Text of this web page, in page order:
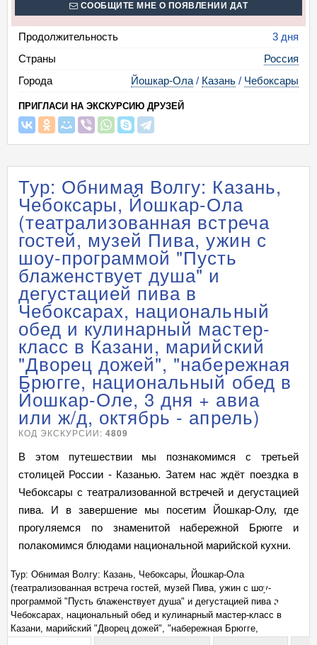
СООБЩИТЕ МНЕ О ПОЯВЛЕНИИ ДАТ
Продолжительность
3 дня
Страны
Россия
Города
Йошкар-Ола / Казань / Чебоксары
ПРИГЛАСИ НА ЭКСКУРСИЮ ДРУЗЕЙ
Тур: Обнимая Волгу: Казань,
Чебоксары, Йошкар-Ола
(театрализованная встреча
гостей, музей Пива, ужин с
шоу-программой "Пусть
блаженствует душа" и
дегустацией пива в
Чебоксарах, национальный
обед и кулинарный мастер-
класс в Казани, марийский
"Дворец дожей", "набережная
Брюгге, национальный обед в
Йошкар-Оле, 3 дня + авиа
или ж/д, октябрь - апрель)
КОД ЭКСКУРСИИ:4809
В этом путешествии мы познакомимся с третьей
столицей России - Казанью. Затем нас ждёт поездка в
Чебоксары с театрализованной встречей и дегустацией
пива. И в завершение мы посетим Йошкар-Олу, где
прогуляемся по знаменитой набережной Брюгге и
полакомимся блюдами национальной марийской кухни.
Тур: Обнимая Волгу: Казань, Чебоксары, Йошкар-Ола
(театрализованная встреча гостей, музей Пива, ужин с шоу-
программой "Пусть блаженствует душа" и дегустацией пива в
Чебоксарах, национальный обед и кулинарный мастер-класс в
Казани, марийский "Дворец дожей", "набережная Брюгге,